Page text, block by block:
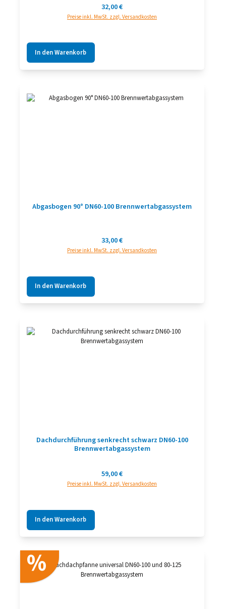
Regulärer Preis:
32,00 €
Preise inkl. MwSt. zzgl. Versandkosten
In den Warenkorb
Abgasbogen 90° DN60-100 Brennwertabgassystem
Regulärer Preis:
33,00 €
Preise inkl. MwSt. zzgl. Versandkosten
In den Warenkorb
Dachdurchführung senkrecht schwarz DN60-100
Brennwertabgassystem
Regulärer Preis:
59,00 €
Preise inkl. MwSt. zzgl. Versandkosten
In den Warenkorb
%